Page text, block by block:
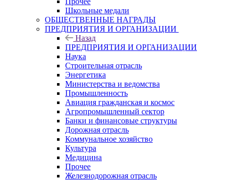
Школьные медали
ОБЩЕСТВЕННЫЕ НАГРАДЫ
ПРЕДПРИЯТИЯ И ОРГАНИЗАЦИИ
Назад
ПРЕДПРИЯТИЯ И ОРГАНИЗАЦИИ
Наука
Строительная отрасль
Энергетика
Министерства и ведомства
Промышленность
Авиация гражданская и космос
Агропромышленный сектор
Банки и финансовые структуры
Дорожная отрасль
Коммунальное хозяйство
Культура
Медицина
Прочее
Железнодорожная отрасль